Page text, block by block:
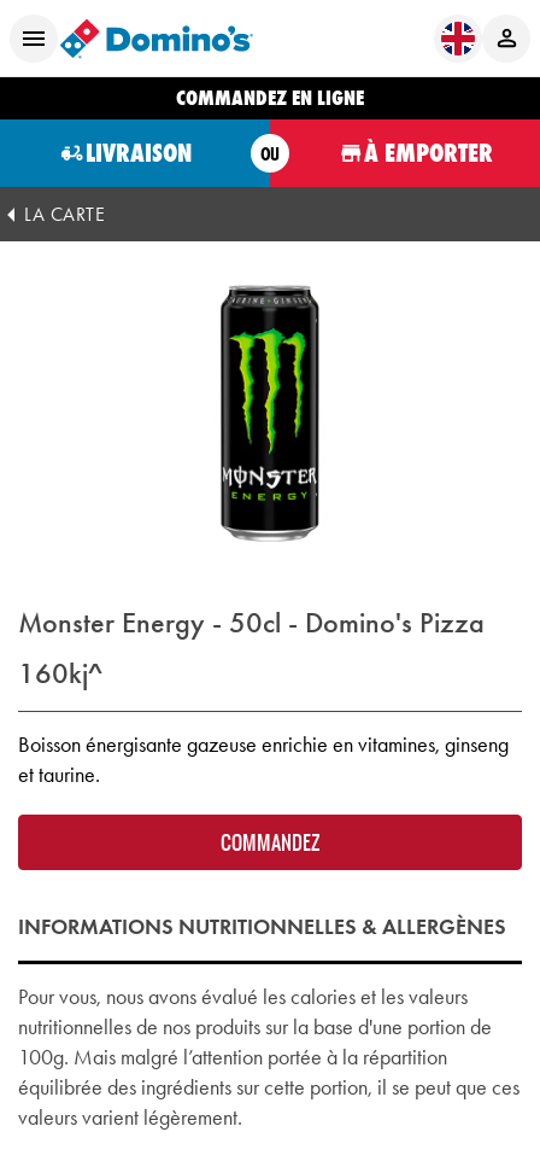
COMMANDEZ EN LIGNE
LIVRAISON OU À EMPORTER
LA CARTE
Monster Energy - 50cl - Domino's Pizza
160kj^
Boisson énergisante gazeuse enrichie en vitamines, ginseng
et taurine.
COMMANDEZ
INFORMATIONS NUTRITIONNELLES & ALLERGÈNES
Pour vous, nous avons évalué les calories et les valeurs
nutritionnelles de nos produits sur la base d'une portion de
100g. Mais malgré l’attention portée à la répartition
équilibrée des ingrédients sur cette portion, il se peut que ces
valeurs varient légèrement.